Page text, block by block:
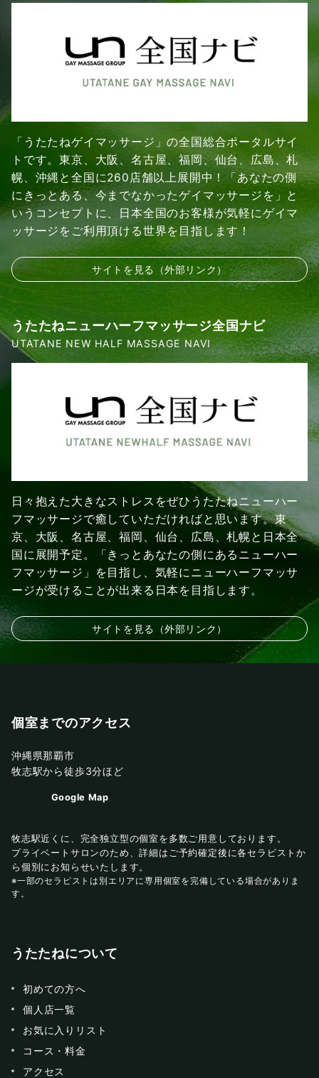
「うたたねゲイマッサージ」の全国総合ポータルサイ
トです。東京、大阪、名古屋、福岡、仙台、広島、札
幌、沖縄と全国に260店舗以上展開中！「あなたの側
にきっとある、今までなかったゲイマッサージを」と
いうコンセプトに、日本全国のお客様が気軽にゲイマ
ッサージをご利用頂ける世界を目指します！
サイトを見る（外部リンク）
うたたねニューハーフマッサージ全国ナビ
UTATANE NEW HALF MASSAGE NAVI
日々抱えた大きなストレスをぜひうたたねニューハー
フマッサージで癒していただければと思います。東
京、大阪、名古屋、福岡、仙台、広島、札幌と日本全
国に展開予定。「きっとあなたの側にあるニューハー
フマッサージ」を目指し、気軽にニューハーフマッサ
ージが受けることが出来る日本を目指します。
サイトを見る（外部リンク）
個室までのアクセス
沖縄県那覇市
牧志駅から徒歩3分ほど
Google Map
牧志駅近くに、完全独立型の個室を多数ご用意しております。
プライベートサロンのため、詳細はご予約確定後に各セラピストか
ら個別にお知らせいたします。
※一部のセラピストは別エリアに専用個室を完備している場合がありま
す。
うたたねについて
初めての方へ
個人店一覧
お気に入りリスト
コース・料金
アクセス